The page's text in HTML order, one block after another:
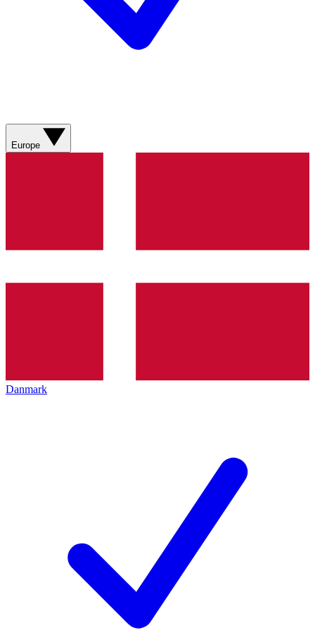
Europe
Danmark